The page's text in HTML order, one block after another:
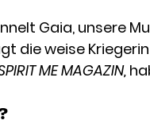
Gaia, unsere
die weise
ME MAGAZIN,